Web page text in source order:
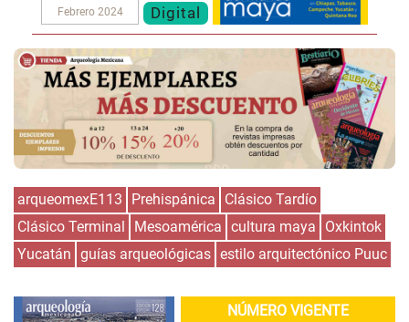
Febrero 2024 Digital
arqueomexE113 Prehispánica
Clásico Tardío
Clásico Terminal
Mesoamérica cultura maya
Oxkintok
Yucatán guías arqueológicas estilo arquitectónico Puuc
NÚMERO VIGENTE